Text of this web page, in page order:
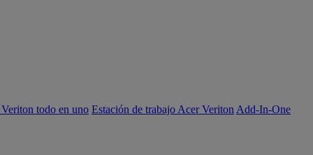
todo en uno Estación de trabajo Acer Veriton Add-In-One